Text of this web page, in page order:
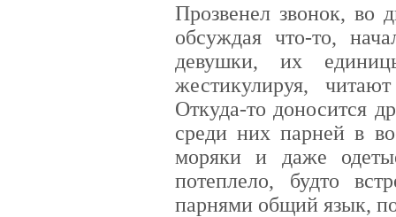
Прозвенел звонок, во
обсуждая что-то,
девушки, их
жестикулируя,
Откуда-то доносится
среди них парней в
моряки и даже
потеплело, будто
парнями общий язык,